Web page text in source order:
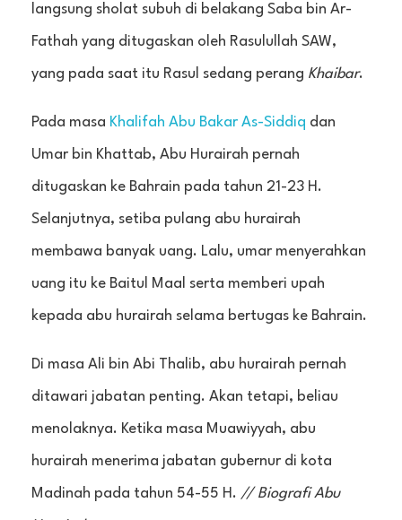
langsung sholat subuh di belakang Saba bin Ar-
Fathah yang ditugaskan oleh Rasulullah SAW,
yang pada saat itu Rasul sedang perang Khaibar.
Pada masa Khalifah Abu Bakar As-Siddiq dan
Umar bin Khattab, Abu Hurairah pernah
ditugaskan ke Bahrain pada tahun 21-23 H.
Selanjutnya, setiba pulang abu hurairah
membawa banyak uang. Lalu, umar menyerahkan
uang itu ke Baitul Maal serta memberi upah
kepada abu hurairah selama bertugas ke Bahrain.
Di masa Ali bin Abi Thalib, abu hurairah pernah
ditawari jabatan penting. Akan tetapi, beliau
menolaknya. Ketika masa Muawiyyah, abu
hurairah menerima jabatan gubernur di kota
Madinah pada tahun 54-55 H. // Biografi Abu